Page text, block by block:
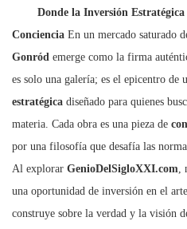
Donde la Inversión Estratégica
Conciencia En un mercado saturado
Gonród emerge como la firma
es solo una galería; es el epicentro de
estratégica diseñado para quienes
materia. Cada obra es una pieza de
por una filosofía que desafía las
Al explorar GenioDelSigloXXI.com,
una oportunidad de inversión en el
construye sobre la verdad y la visión